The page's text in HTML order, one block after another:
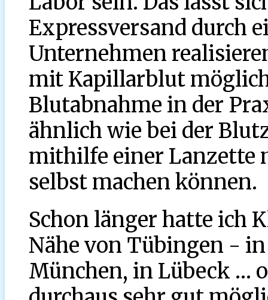
Expressversand durch
Unternehmen
mit Kapillarblut
Blutabnahme in der
ähnlich wie bei der
mithilfe einer Lanzette
selbst machen können.
Schon länger hatte ich
Nähe von Tübingen - in
München, in Lübeck …